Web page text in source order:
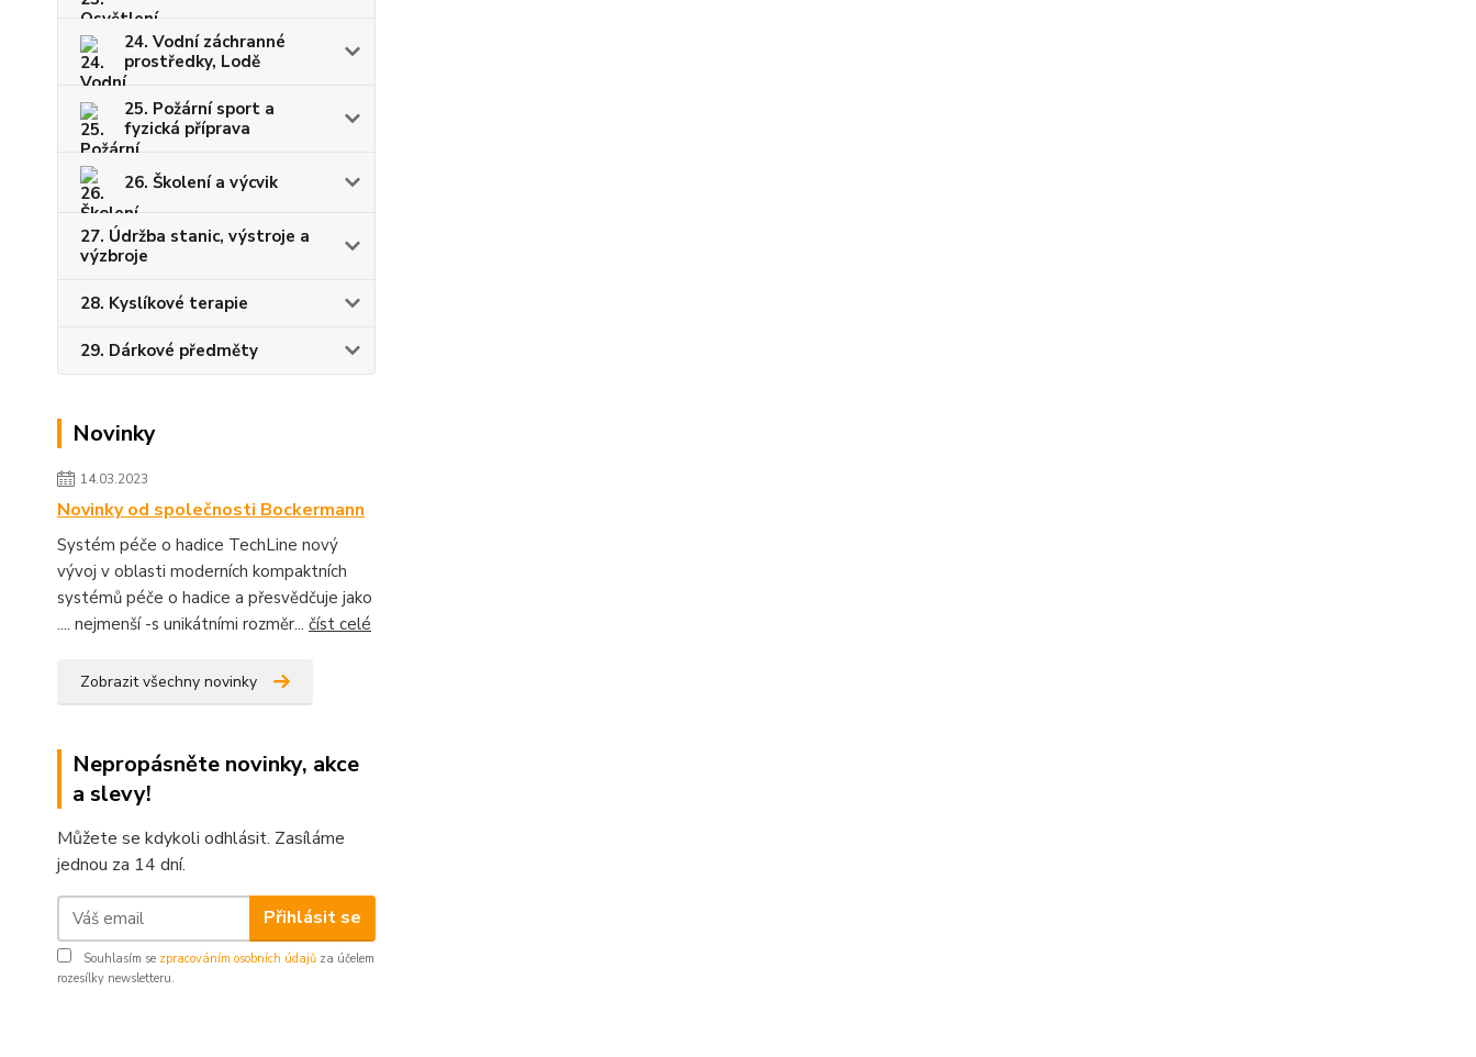
24. Vodní záchranné
prostředky, Lodě
25. Požární sport a
fyzická příprava
26. Školení a výcvik
27. Údržba stanic, výstroje a
výzbroje
28. Kyslíkové terapie
29. Dárkové předměty
Novinky
14.03.2023
Novinky od společnosti Bockermann
Systém péče o hadice TechLine nový
vývoj v oblasti moderních kompaktních
systémů péče o hadice a přesvědčuje jako
.... nejmenší -s unikátními rozměr... číst celé
Zobrazit všechny novinky
Nepropásněte novinky, akce
a slevy!
Můžete se kdykoli odhlásit. Zasíláme
jednou za 14 dní.
Přihlásit se
Souhlasím se zpracováním osobních údajů za účelem
rozesílky newsletteru.